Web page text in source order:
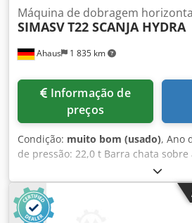
Ahaus 1 835 km
Máquina de dobragem
SIMASVT22 SCANJA HYDRA
preços
Condição: muito bom (usado), Ano
de pressão: 22,0 t Barra chata
x 15,0 mm ST Curso: 200 mm
mm/s Velocidade de retorno: 30,0
trabalho: 925 mm Mesa: 630 x 1100
Amfeck Motor: 400 V, 50 Hz